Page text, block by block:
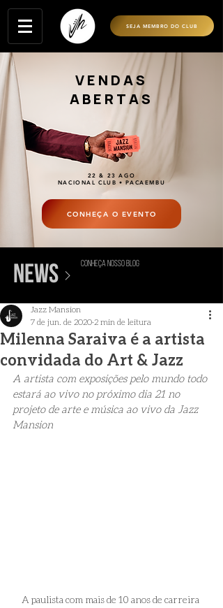
SEJA MEMBRO DO CLUB
VENDAS
ABERTAS
22 & 23 AGO
NACIONAL CLUB • PACAEMBU
CONHEÇA O EVENTO
>
news conheça nosso blog
Milenna Saraiva é a artista
convidada do Art & Jazz
Jazz Mansion
7 de jun. de 2020 2 min de leitura
A artista com exposições pelo mundo todo
estará ao vivo no próximo dia 21 no
projeto de arte e música ao vivo da Jazz
Mansion
A paulista com mais de 10 anos de carreira